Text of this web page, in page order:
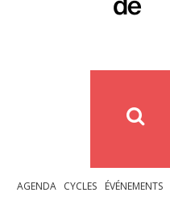
AGENDA CYCLES ÉVÉNEMENTS